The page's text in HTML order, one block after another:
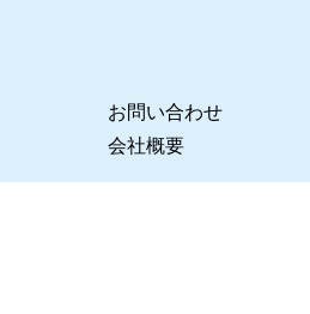
お問い合わせ
会社概要